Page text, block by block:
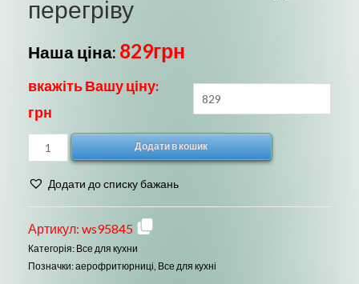
перегріву
Наша ціна: 829грн
вкажіть Вашу ціну:
грн
Гриль
барбекю
Sokany
3572
електричний
2000Вт
Додати в кошик
Додати до списку бажань
Артикул: ws95845
Категорія: Все для кухни
Позначки:аерофритюрниці, Все для кухні